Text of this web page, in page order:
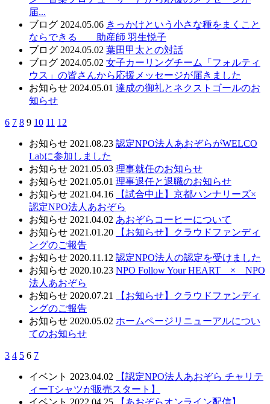
届...
ブログ 2024.05.06 きっかけという小さな種をまくこと
ならできる 助産師 羽生悦子
ブログ 2024.05.02 葉田甲太との対話
ブログ 2024.05.02 女子カーリングチーム「フォルティ
ウス」の皆さんから応援メッセージが届きました
お知らせ 2024.05.01 達成の御礼とネクストゴールのお
知らせ
6 7 8 9 10 11 12
お知らせ 2021.08.23 認定NPO法人あおぞらがWELCO
Labに参加しました
お知らせ 2021.05.03 理事就任のお知らせ
お知らせ 2021.05.01 理事退任と退職のお知らせ
お知らせ 2021.04.16
【試合中止】京都ハンナリーズ×
認定NPO法人あおぞら
お知らせ 2021.04.02 あおぞらコーヒーについて
お知らせ 2021.01.20
【お知らせ】クラウドファンディ
ングのご報告
お知らせ 2020.11.12 認定NPO法人の認定を受けました
お知らせ 2020.10.23 NPO Follow Your HEART × NPO
法人あおぞら
お知らせ 2020.07.21
【お知らせ】クラウドファンディ
ングのご報告
お知らせ 2020.05.02 ホームページリニューアルについ
てのお知らせ
3 4 5 6 7
イベント 2023.04.02
【認定NPO法人あおぞら チャリテ
ィーTシャツが販売スタート】
イベント 2022.04.25 【あおぞらオンライン配信】